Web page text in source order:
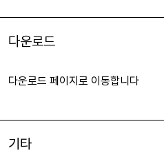
다운로드
다운로드 페이지로 이동합니다
기타